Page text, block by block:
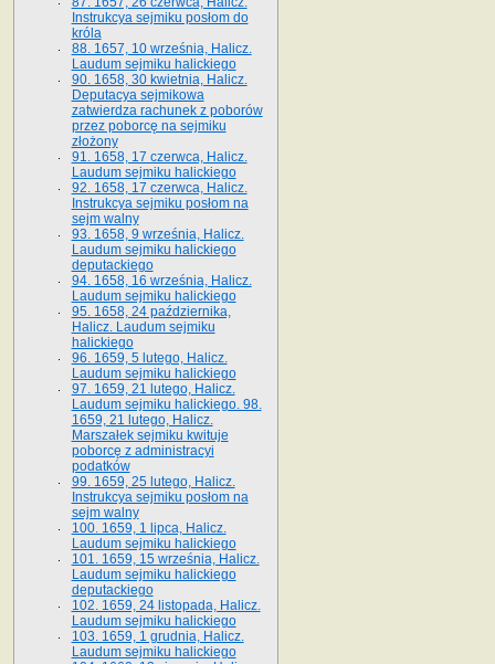
Instrukcya sejmiku posłom do
króla
88. 1657, 10 września, Halicz.
Laudum sejmiku halickiego
90. 1658, 30 kwietnia, Halicz.
Deputacya sejmikowa
zatwierdza rachunek z poborów
przez poborcę na sejmiku
złożony
91. 1658, 17 czerwca, Halicz.
Laudum sejmiku halickiego
92. 1658, 17 czerwca, Halicz.
Instrukcya sejmiku posłom na
sejm walny
93. 1658, 9 września, Halicz.
Laudum sejmiku halickiego
deputackiego
94. 1658, 16 września, Halicz.
Laudum sejmiku halickiego
95. 1658, 24 października,
Halicz. Laudum sejmiku
halickiego
96. 1659, 5 lutego, Halicz.
Laudum sejmiku halickiego
97. 1659, 21 lutego, Halicz.
Laudum sejmiku halickiego. 98.
1659, 21 lutego, Halicz.
Marszałek sejmiku kwituje
poborcę z administracyi
podatków
99. 1659, 25 lutego, Halicz.
Instrukcya sejmiku posłom na
sejm walny
100. 1659, 1 lipca, Halicz.
Laudum sejmiku halickiego
101. 1659, 15 września, Halicz.
Laudum sejmiku halickiego
deputackiego
102. 1659, 24 listopada, Halicz.
Laudum sejmiku halickiego
103. 1659, 1 grudnia, Halicz.
Laudum sejmiku halickiego